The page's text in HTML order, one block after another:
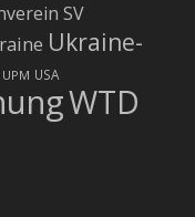
SV
Ukraine-
UPM USA
WTD